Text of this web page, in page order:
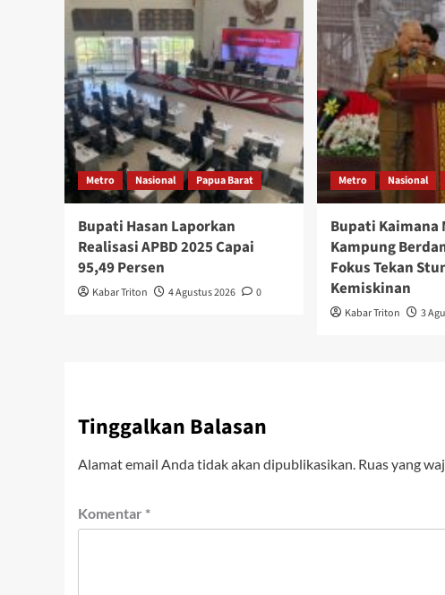
Metro Nasional Papua Barat
Bupati Hasan Laporkan
Realisasi APBD 2025 Capai
95,49 Persen
Kabar Triton 4 Agustus 2026 0
Metro Nasional
Bupati Kaimana
Kampung
Fokus Tekan
Kemiskinan
Kabar Triton 3
Tinggalkan Balasan
Alamat email Anda tidak akan dipublikasikan. Ruas yang
Komentar *